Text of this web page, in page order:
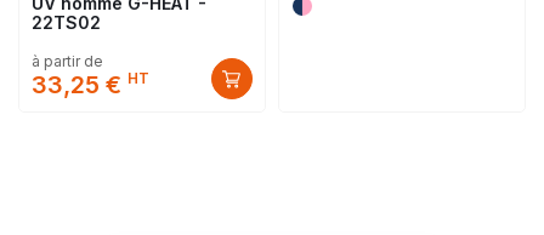
22TS02
à partir de
33,25 € HT